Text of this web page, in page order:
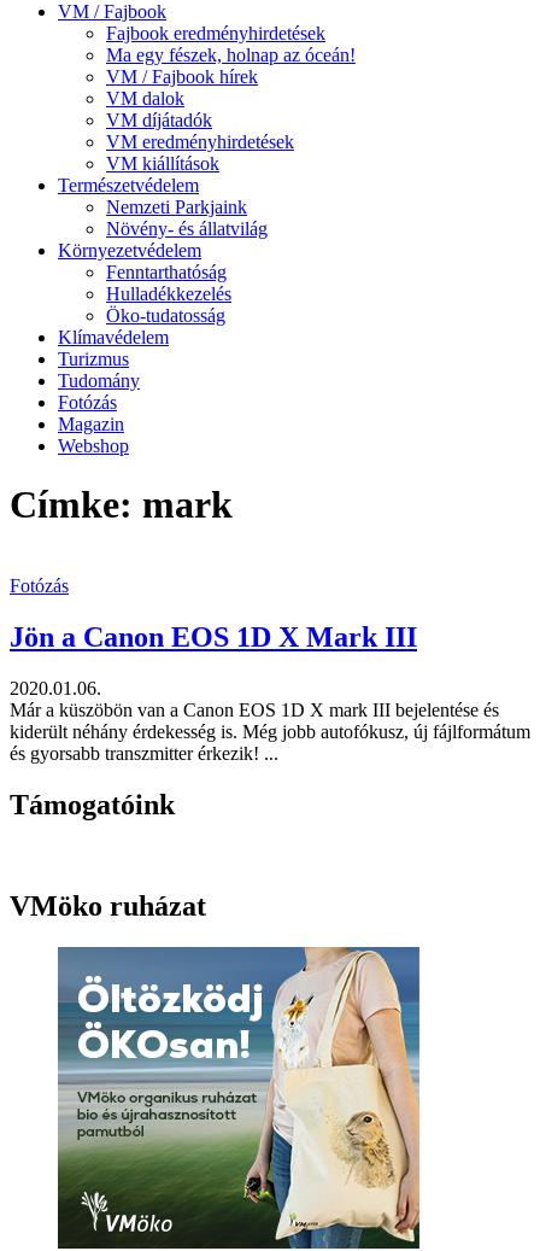
VM / Fajbook
Fajbook eredményhirdetések
Ma egy fészek, holnap az óceán!
VM / Fajbook hírek
VM dalok
VM díjátadók
VM eredményhirdetések
VM kiállítások
Természetvédelem
Nemzeti Parkjaink
Növény- és állatvilág
Környezetvédelem
Fenntarthatóság
Hulladékkezelés
Öko-tudatosság
Klímavédelem
Turizmus
Tudomány
Fotózás
Magazin
Webshop
Címke: mark
Fotózás
Jön a Canon EOS 1D X Mark III
2020.01.06.
Már a küszöbön van a Canon EOS 1D X mark III bejelentése és
kiderült néhány érdekesség is. Még jobb autofókusz, új fájlformátum
és gyorsabb transzmitter érkezik! ...
Támogatóink
VMöko ruházat